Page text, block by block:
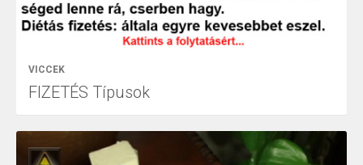
VICCEK
FIZETÉS Típusok